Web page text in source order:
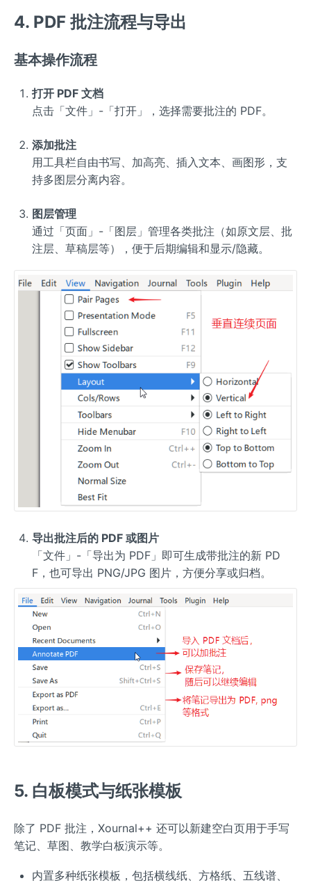
4. PDF 批注流程与导出
基本操作流程
打开 PDF 文档
点击「文件」-「打开」，选择需要批注的 PDF。
添加批注
用工具栏自由书写、加高亮、插入文本、画图形，支
持多图层分离内容。
图层管理
通过「页面」-「图层」管理各类批注（如原文层、批
注层、草稿层等），便于后期编辑和显示/隐藏。
导出批注后的 PDF 或图片
「文件」-「导出为 PDF」即可生成带批注的新 PD
F，也可导出 PNG/JPG 图片，方便分享或归档。
5. 白板模式与纸张模板
除了 PDF 批注，Xournal++ 还可以新建空白页用于手写
笔记、草图、教学白板演示等。
内置多种纸张模板，包括横线纸、方格纸、五线谱、